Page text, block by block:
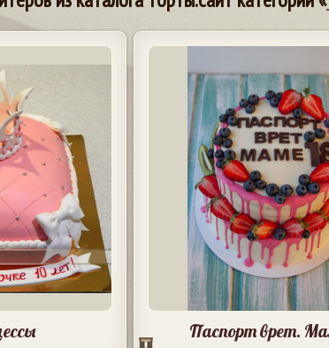
Паспорт врет.